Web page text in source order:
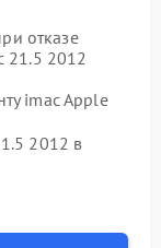
отказе
21.5 2012
imac Apple
2012 в